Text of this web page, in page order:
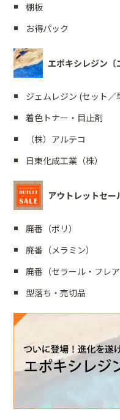
棚板
お得パック
エポキシレジン〔
ジェムレジン (セット／
着色トナー・目止剤
（株）アルテコ
日東化成工業（株）
アウトレットセー
廃番（ポリ）
廃番（メラミン）
廃番（セラール・フレア
型落ち・売切品